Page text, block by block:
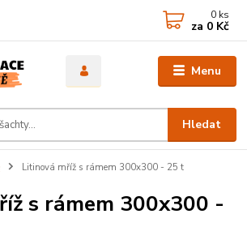
Menu
Hledat
0 ks
za 0 Kč
Litinová mříž s rámem 300x300 - 25 t
s rámem 300x300 -